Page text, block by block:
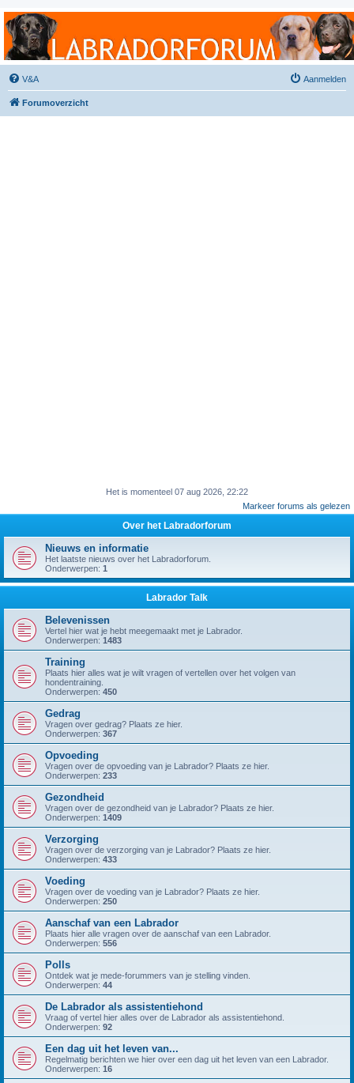
Labradorforum
Het gezelligste Labradorforum van Nederland en België!
V&A Aanmelden
Forumoverzicht
Het is momenteel 07 aug 2026, 22:22
Markeer forums als gelezen
Over het Labradorforum
Nieuws en informatie
Het laatste nieuws over het Labradorforum.
Onderwerpen: 1
Labrador Talk
Belevenissen
Vertel hier wat je hebt meegemaakt met je Labrador.
Onderwerpen: 1483
Training
Plaats hier alles wat je wilt vragen of vertellen over het volgen van
hondentraining.
Onderwerpen: 450
Gedrag
Vragen over gedrag? Plaats ze hier.
Onderwerpen: 367
Opvoeding
Vragen over de opvoeding van je Labrador? Plaats ze hier.
Onderwerpen: 233
Gezondheid
Vragen over de gezondheid van je Labrador? Plaats ze hier.
Onderwerpen: 1409
Verzorging
Vragen over de verzorging van je Labrador? Plaats ze hier.
Onderwerpen: 433
Voeding
Vragen over de voeding van je Labrador? Plaats ze hier.
Onderwerpen: 250
Aanschaf van een Labrador
Plaats hier alle vragen over de aanschaf van een Labrador.
Onderwerpen: 556
Polls
Ontdek wat je mede-forummers van je stelling vinden.
Onderwerpen: 44
De Labrador als assistentiehond
Vraag of vertel hier alles over de Labrador als assistentiehond.
Onderwerpen: 92
Een dag uit het leven van...
Regelmatig berichten we hier over een dag uit het leven van een Labrador.
Onderwerpen: 16